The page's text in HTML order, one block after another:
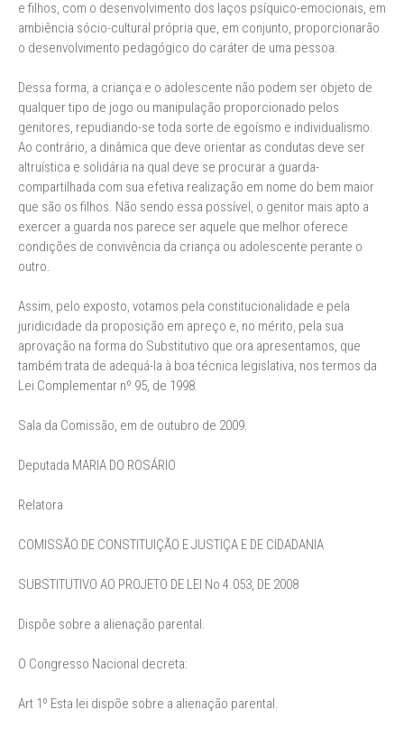
e filhos, com o desenvolvimento dos laços psíquico-emocionais, em
ambiência sócio-cultural própria que, em conjunto, proporcionarão
o desenvolvimento pedagógico do caráter de uma pessoa.
Dessa forma, a criança e o adolescente não podem ser objeto de
qualquer tipo de jogo ou manipulação proporcionado pelos
genitores, repudiando-se toda sorte de egoísmo e individualismo.
Ao contrário, a dinâmica que deve orientar as condutas deve ser
altruística e solidária na qual deve se procurar a guarda-
compartilhada com sua efetiva realização em nome do bem maior
que são os filhos. Não sendo essa possível, o genitor mais apto a
exercer a guarda nos parece ser aquele que melhor oferece
condições de convivência da criança ou adolescente perante o
outro.
Assim, pelo exposto, votamos pela constitucionalidade e pela
juridicidade da proposição em apreço e, no mérito, pela sua
aprovação na forma do Substitutivo que ora apresentamos, que
também trata de adequá-la à boa técnica legislativa, nos termos da
Lei Complementar nº 95, de 1998.
Sala da Comissão, em de outubro de 2009.
Deputada MARIA DO ROSÁRIO
Relatora
COMISSÃO DE CONSTITUIÇÃO E JUSTIÇA E DE CIDADANIA
SUBSTITUTIVO AO PROJETO DE LEI No 4.053, DE 2008
Dispõe sobre a alienação parental.
O Congresso Nacional decreta:
Art 1º Esta lei dispõe sobre a alienação parental.